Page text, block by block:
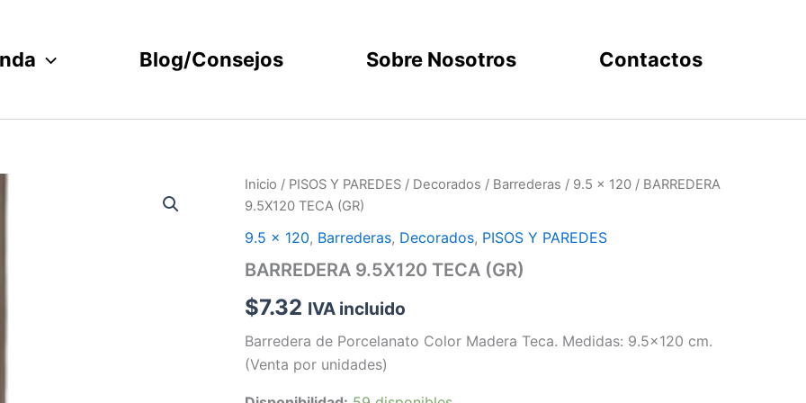
Blog/Consejos Sobre Nosotros Contactos
Inicio / PISOS Y PAREDES / Decorados / Barrederas / 9.5 x 120 / BARREDERA
9.5X120 TECA (GR)
9.5 x 120, Barrederas, Decorados, PISOS Y PAREDES
BARREDERA 9.5X120 TECA (GR)
$7.32 IVA incluido
Barredera de Porcelanato Color Madera Teca. Medidas: 9.5×120 cm.
(Venta por unidades)
BARREDERA
9.5X120
(GR)